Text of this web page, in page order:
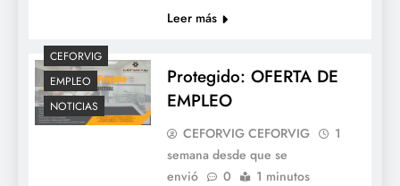
Leer más
CEFORVIG
EMPLEO
NOTICIAS
Protegido: OFERTA DE
EMPLEO
CEFORVIG CEFORVIG
1
semana desde que se
envió
0 1 minutos